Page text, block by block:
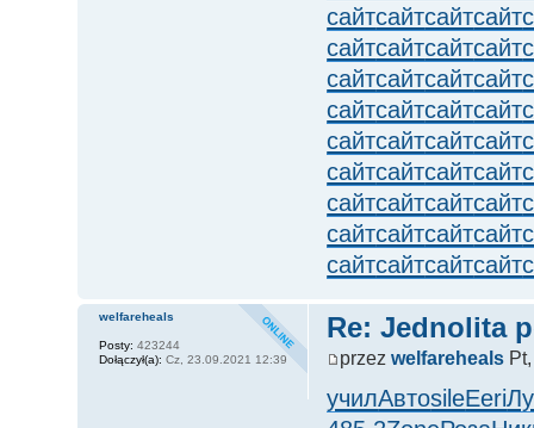
сайтсайтсайтсайт
сайтсайтсайтсайт
сайтсайтсайтсайт
сайтсайтсайтсайт
сайтсайтсайтсайт
сайтсайтсайтсайт
сайтсайтсайтсайт
сайтсайтсайтсайт
сайтсайтсайтсайт
Re: Jednolita
przezwelfareheals
училАвтоsileEeri
welfareheals
Posty: 423244
Dołączył(a): Cz, 23.09.2021 12:39